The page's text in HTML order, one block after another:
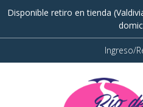
Disponible retiro en tienda
Ingreso/